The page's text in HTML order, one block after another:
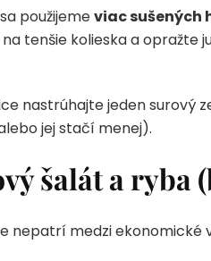
použijemeviac sušených
tenšie kolieska a
nastrúhajte jeden surový
jej stačí menej).
šalát a ryba
nepatrí medzi ekonomické